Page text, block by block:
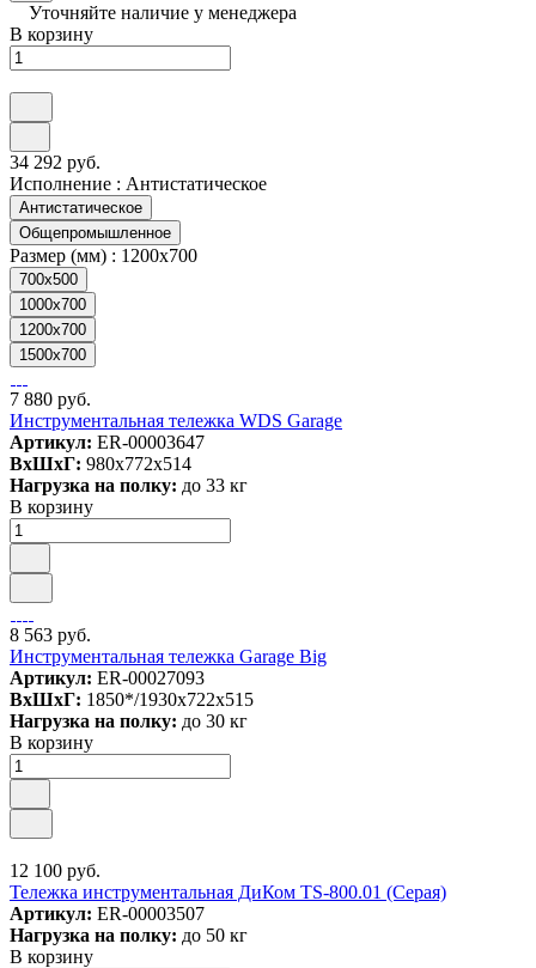
Уточняйте наличие у менеджера
В корзину
34 292 руб.
Исполнение : Антистатическое
Антистатическое
Общепромышленное
Размер (мм) : 1200х700
700х500
1000х700
1200х700
1500х700
7 880 руб.
Инструментальная тележка WDS Garage
Артикул: ER-00003647
ВxШxГ: 980x772x514
Нагрузка на полку: до 33 кг
В корзину
8 563 руб.
Инструментальная тележка Garage Big
Артикул: ER-00027093
ВxШxГ: 1850*/1930x722x515
Нагрузка на полку: до 30 кг
В корзину
12 100 руб.
Тележка инструментальная ДиКом TS-800.01 (Серая)
Артикул: ER-00003507
Нагрузка на полку: до 50 кг
В корзину